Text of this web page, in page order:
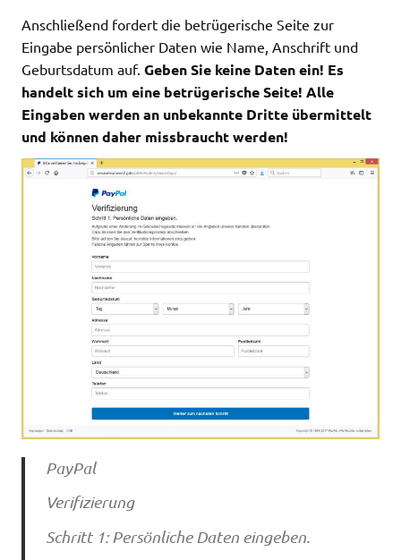
Anschließend fordert die betrügerische Seite zur
Eingabe persönlicher Daten wie Name, Anschrift und
Geburtsdatum auf. Geben Sie keine Daten ein! Es
handelt sich um eine betrügerische Seite! Alle
Eingaben werden an unbekannte Dritte übermittelt
und können daher missbraucht werden!
PayPal
Verifizierung
Schritt 1: Persönliche Daten eingeben.